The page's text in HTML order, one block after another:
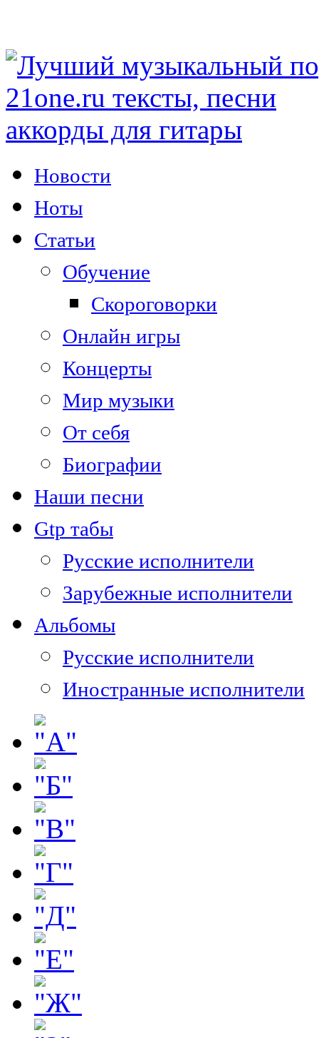
Новости
Ноты
Статьи
Обучение
Скороговорки
Онлайн игры
Концерты
Мир музыки
От себя
Биографии
Наши песни
Gtp табы
Русские исполнители
Зарубежные исполнители
Альбомы
Русские исполнители
Иностранные исполнители